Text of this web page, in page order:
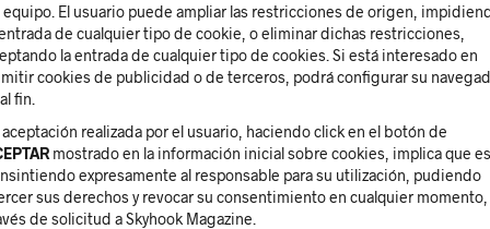
equipo. El usuario puede ampliar las restricciones de origen,
de cualquier tipo de cookie, o eliminar dichas restricciones,
la entrada de cualquier tipo de cookies. Si está interesado en
cookies de publicidad o de terceros, podrá configurar su
fin.
aceptación realizada por el usuario, haciendo click en el botón de
mostrado en la información inicial sobre cookies, implica que
expresamente al responsable para su utilización, pudiendo
sus derechos y revocar su consentimiento en cualquier momento,
de solicitud a Skyhook Magazine.